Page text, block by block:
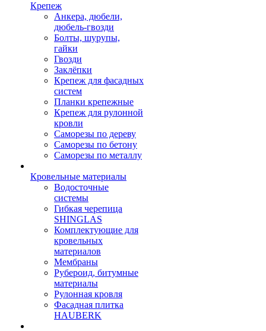
Крепеж
Анкера, дюбели,
дюбель-гвозди
Болты, шурупы,
гайки
Гвозди
Заклёпки
Крепеж для фасадных
систем
Планки крепежные
Крепеж для рулонной
кровли
Саморезы по дереву
Саморезы по бетону
Саморезы по металлу
Кровельные материалы
Водосточные
системы
Гибкая черепица
SHINGLAS
Комплектующие для
кровельных
материалов
Мембраны
Рубероид, битумные
материалы
Рулонная кровля
Фасадная плитка
HAUBERK